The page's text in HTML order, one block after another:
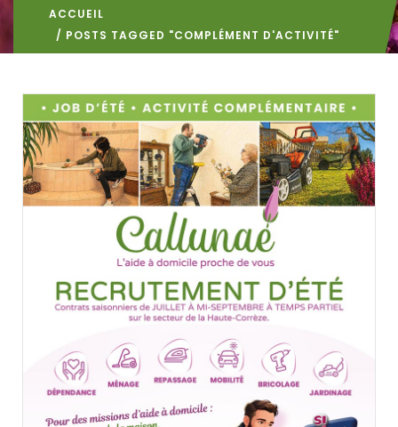
ACCUEIL
/ POSTS TAGGED "COMPLÉMENT D'ACTIVITÉ"